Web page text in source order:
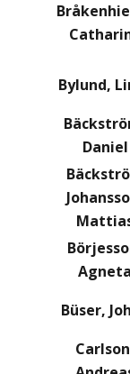
Bylund,
Daniel
Agneta
Büser,